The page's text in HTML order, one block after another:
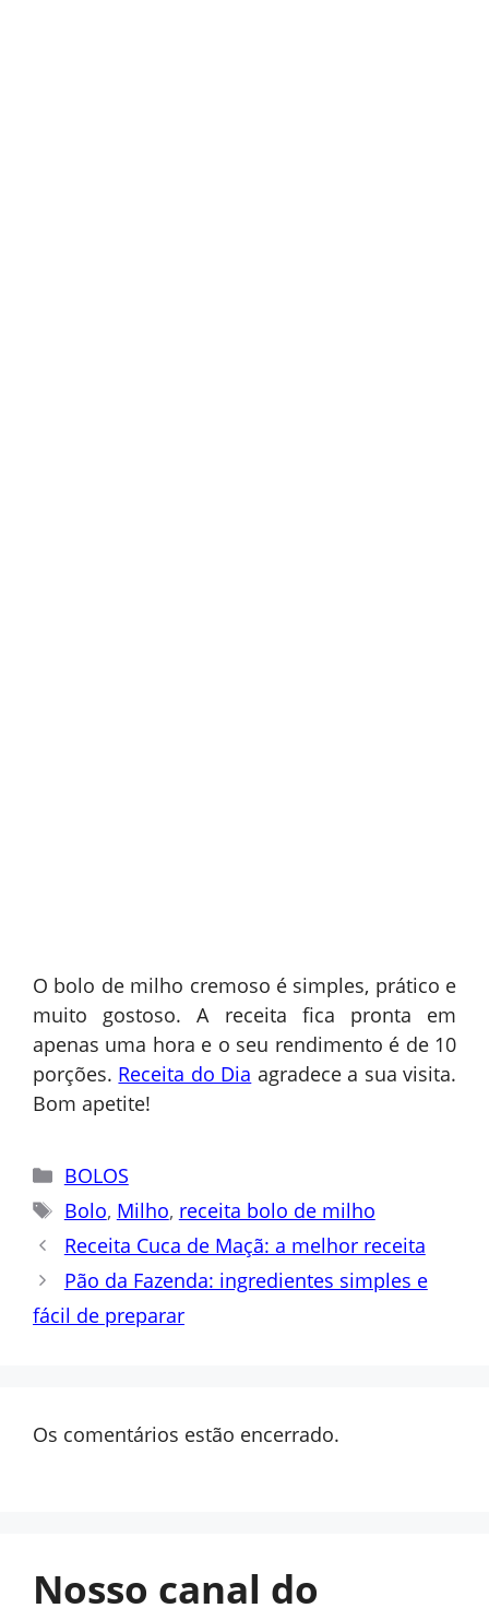
O bolo de milho cremoso é simples, prático e
muito gostoso. A receita fica pronta em
apenas uma hora e o seu rendimento é de 10
porções. Receita do Dia agradece a sua visita.
Bom apetite!
Categorias
BOLOS
Tags
Bolo, Milho, receita bolo de milho
Receita Cuca de Maçã: a melhor receita
Pão da Fazenda: ingredientes simples e
fácil de preparar
Os comentários estão encerrado.
Nosso canal do